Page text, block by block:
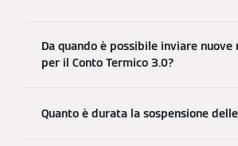
Da quando è possibile inviare nuove
per il Conto Termico 3.0?
Quanto è durata la sospensione